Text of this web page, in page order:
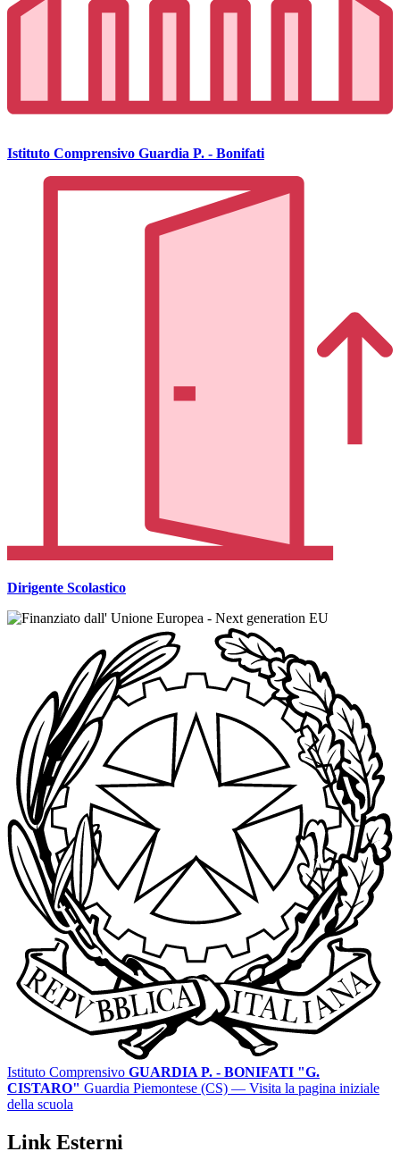
Istituto Comprensivo Guardia P. - Bonifati
Dirigente Scolastico
Istituto Comprensivo GUARDIA P. - BONIFATI "G.
CISTARO" Guardia Piemontese (CS) — Visita la pagina iniziale
della scuola
Link Esterni